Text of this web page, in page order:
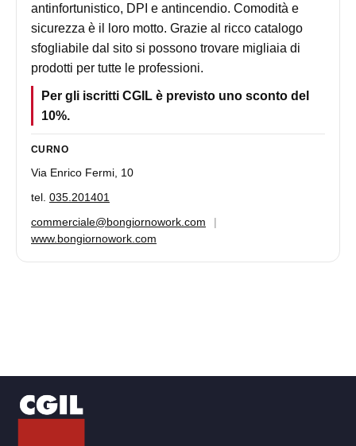
antinfortunistico, DPI e antincendio. Comodità e
sicurezza è il loro motto. Grazie al ricco catalogo
sfogliabile dal sito si possono trovare migliaia di
prodotti per tutte le professioni.
Per gli iscritti CGIL è previsto uno sconto del
10%.
CURNO
Via Enrico Fermi, 10
tel. 035.201401
commerciale@bongiornowork.com
|
www.bongiornowork.com